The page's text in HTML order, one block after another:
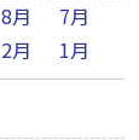
8月
7月
2月 1月